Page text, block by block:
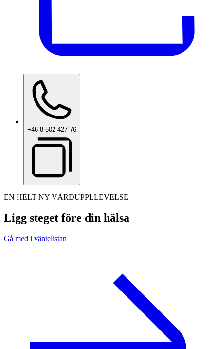
+46 8 502 427 76
EN HELT NY VÅRDUPPLLEVELSE
Ligg steget före din hälsa
Gå med i väntelistan